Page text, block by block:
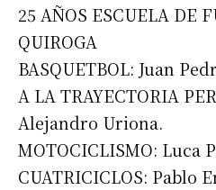
25 AÑOS ESCUELA DE
QUIROGA
BASQUETBOL: Juan
A LA TRAYECTORIA
Alejandro Uriona.
MOTOCICLISMO: Luca
CUATRICICLOS: Pablo